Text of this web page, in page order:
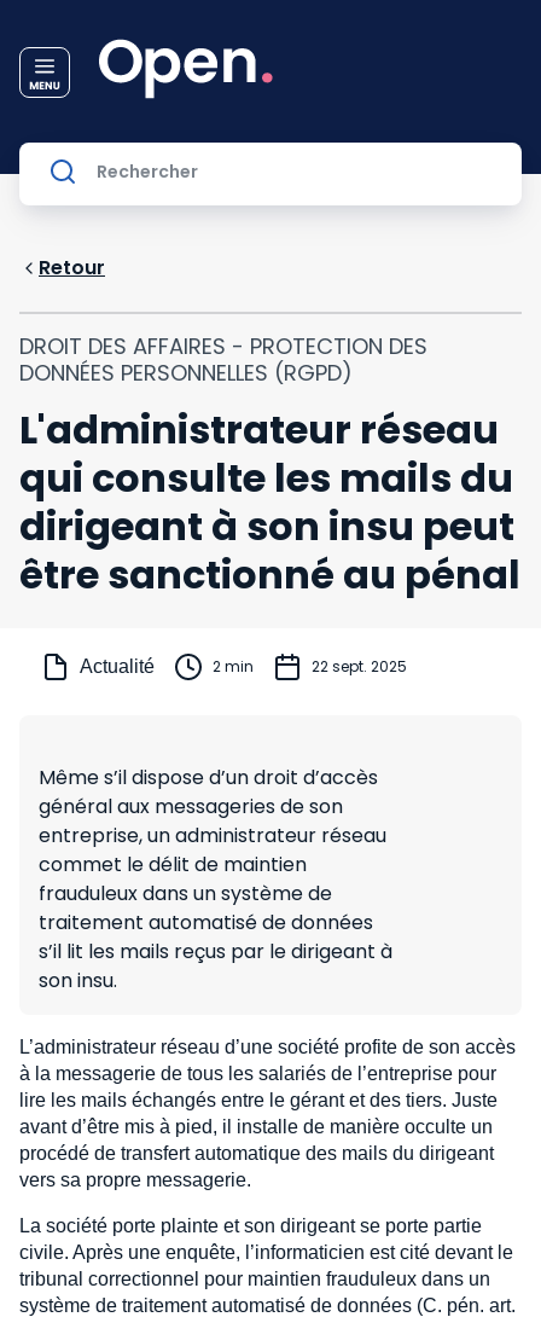
Retour
DROIT DES AFFAIRES - PROTECTION DES
DONNÉES PERSONNELLES (RGPD)
L'administrateur réseau
qui consulte les mails du
dirigeant à son insu peut
être sanctionné au pénal
Actualité 2 min 22 sept. 2025
Même s’il dispose d’un droit d’accès
général aux messageries de son
entreprise, un administrateur réseau
commet le délit de maintien
frauduleux dans un système de
traitement automatisé de données
s’il lit les mails reçus par le dirigeant à
son insu.
L’administrateur réseau d’une société profite de son accès
à la messagerie de tous les salariés de l’entreprise pour
lire les mails échangés entre le gérant et des tiers. Juste
avant d’être mis à pied, il installe de manière occulte un
procédé de transfert automatique des mails du dirigeant
vers sa propre messagerie.
La société porte plainte et son dirigeant se porte partie
civile. Après une enquête, l’informaticien est cité devant le
tribunal correctionnel pour maintien frauduleux dans un
système de traitement automatisé de données (C. pén. art.